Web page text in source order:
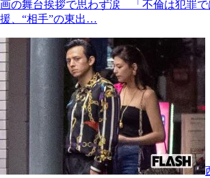
画の舞台挨拶で思わず涙 「不倫は犯罪で
援、“相手”の東出…